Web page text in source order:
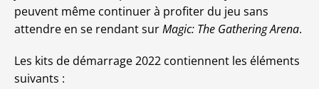
peuvent même continuer à profiter du jeu sans
attendre en se rendant surMagic: The Gathering Arena.
Les kits de démarrage 2022 contiennent les éléments
suivants :